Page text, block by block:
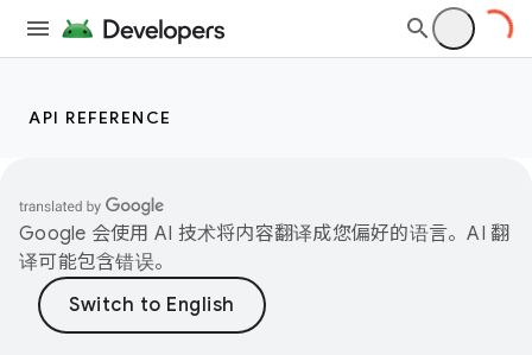
API REFERENCE
Google 会使用 AI 技术将内容翻译成您偏好的语言。AI 翻
译可能包含错误。